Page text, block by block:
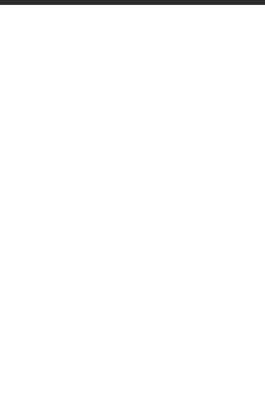
このコンテンツは掲載が終了しました | LINE占い